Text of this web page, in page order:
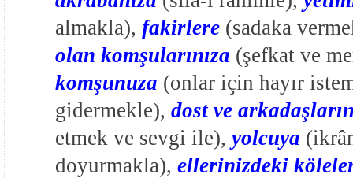
almakla), fakirlere(sadaka
olan komşularınıza (şefkat ve
komşunuza (onlar için hayır
gidermekle), dost ve
etmek ve sevgi ile), yolcuya
doyurmakla), ellerinizdeki